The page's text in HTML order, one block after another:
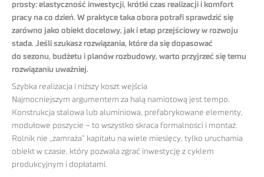
prosty: elastyczność inwestycji, krótki czas realizacji i komfort
pracy na co dzień. W praktyce taka obora potrafi sprawdzić się
zarówno jako obiekt docelowy, jak i etap przejściowy w rozwoju
stada. Jeśli szukasz rozwiązania, które da się dopasować
do sezonu, budżetu i planów rozbudowy, warto przyjrzeć się temu
rozwiązaniu uważniej.
Szybka realizacja i niższy koszt wejścia
Najmocniejszym argumentem za halą namiotową jest tempo.
Konstrukcja stalowa lub aluminiowa, prefabrykowane elementy,
modułowe poszycie – to wszystko skraca formalności i montaż.
Rolnik nie „zamraża” kapitału na wiele miesięcy, tylko uruchamia
obiekt w czasie, który pozwala zgrać inwestycję z cyklem
produkcyjnym i dopłatami.